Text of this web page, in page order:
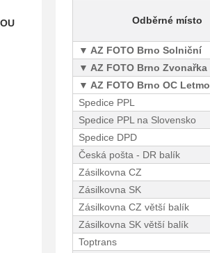
Odběrné místo
AZ FOTO Brno Solniční
AZ FOTO Brno Zvonařka
AZ FOTO Brno OC Letmo
Spedice PPL
Spedice PPL na Slovensko
Spedice DPD
Česká pošta - DR balík
Zásilkovna CZ
Zásilkovna SK
Zásilkovna CZ větší balík
Zásilkovna SK větší balík
Toptrans